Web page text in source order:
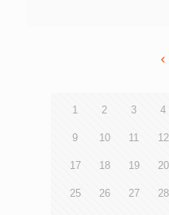
1 2 3 4
9 10 11 12
17 18 19 20
25 26 27 28